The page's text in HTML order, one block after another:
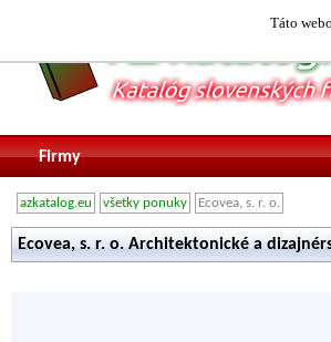
Táto
Firmy
azkatalog.eu všetky ponuky Ecovea, s. r. o.
Ecovea, s. r. o. Architektonické a